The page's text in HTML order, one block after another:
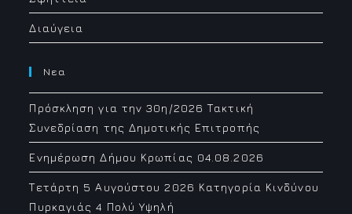
Διαύγεια
Νεα
Πρόσκληση για την 30η/2026 Τακτική
Συνεδρίαση της Δημοτικής Επιτροπής
Ενημέρωση Δήμου Κρωπίας 04.08.2026
Τετάρτη 5 Αυγούστου 2026 Κατηγορία Κινδύνου
Πυρκαγιάς 4 Πολύ Υψηλή